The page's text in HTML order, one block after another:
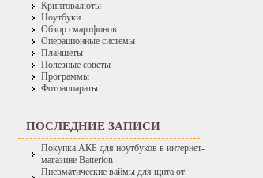
Криптовалюты
Ноутбуки
Обзор смартфонов
Операционные системы
Планшеты
Полезные советы
Программы
Фотоаппараты
ПОСЛЕДНИЕ ЗАПИСИ
Покупка АКБ для ноутбуков в интернет-
магазине Batterion
Пневматические ваймы для щита от